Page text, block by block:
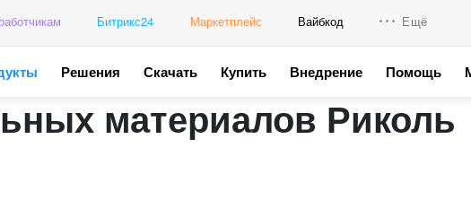
Битрикс24 Маркетплейс Вайбкод Ещё
Решения Скачать Купить Внедрение Помощь
материалов Риколь